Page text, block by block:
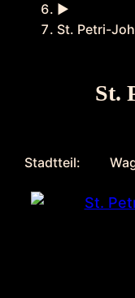
►
St. Petri-
St.
Stadtteil: